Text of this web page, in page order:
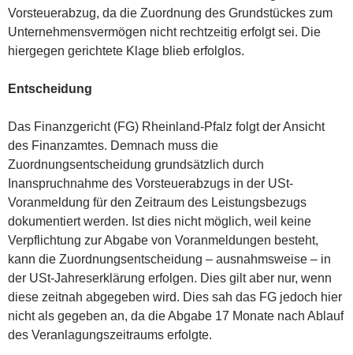
Vorsteuerabzug, da die Zuordnung des Grundstückes zum
Unternehmensvermögen nicht rechtzeitig erfolgt sei. Die
hiergegen gerichtete Klage blieb erfolglos.
Entscheidung
Das Finanzgericht (FG) Rheinland-Pfalz folgt der Ansicht
des Finanzamtes. Demnach muss die
Zuordnungsentscheidung grundsätzlich durch
Inanspruchnahme des Vorsteuerabzugs in der USt-
Voranmeldung für den Zeitraum des Leistungsbezugs
dokumentiert werden. Ist dies nicht möglich, weil keine
Verpflichtung zur Abgabe von Voranmeldungen besteht,
kann die Zuordnungsentscheidung – ausnahmsweise – in
der USt-Jahreserklärung erfolgen. Dies gilt aber nur, wenn
diese zeitnah abgegeben wird. Dies sah das FG jedoch hier
nicht als gegeben an, da die Abgabe 17 Monate nach Ablauf
des Veranlagungszeitraums erfolgte.